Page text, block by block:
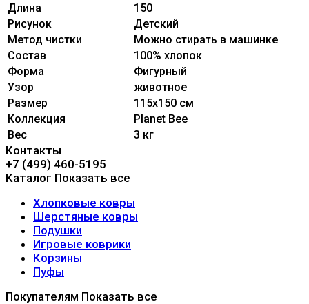
Длина
150
Рисунок
Детский
Метод чистки
Можно стирать в машинке
Состав
100% xлопок
Форма
Фигурный
Узор
животное
Размер
115x150 см
Коллекция
Planet Bee
Вес
3 кг
Контакты
+7 (499) 460-5195
Каталог Показать все
Хлопковые ковры
Шерстяные ковры
Подушки
Игровые коврики
Корзины
Пуфы
Покупателям Показать все